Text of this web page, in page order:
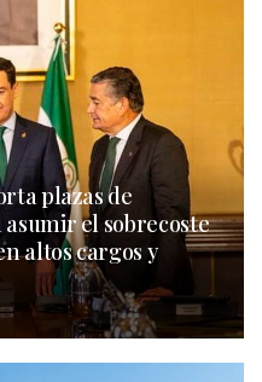
plazas de
el sobrecoste
altos cargos y